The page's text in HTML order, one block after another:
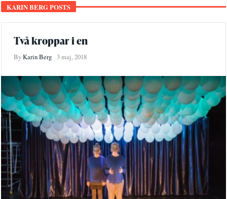
KARIN BERG POSTS
Två kroppar i en
ByKarin Berg 3 maj, 2018